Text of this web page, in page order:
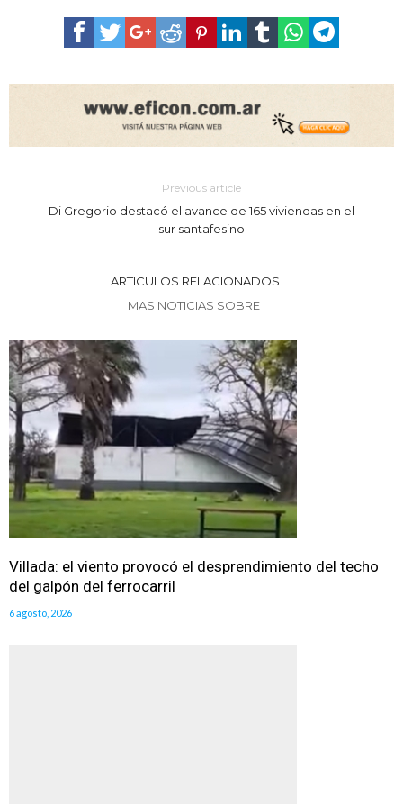
Previous article
Di Gregorio destacó el avance de 165 viviendas en el
sur santafesino
ARTICULOS RELACIONADOS
MAS NOTICIAS SOBRE
Villada: el viento provocó el desprendimiento del techo
del galpón del ferrocarril
6 agosto, 2026